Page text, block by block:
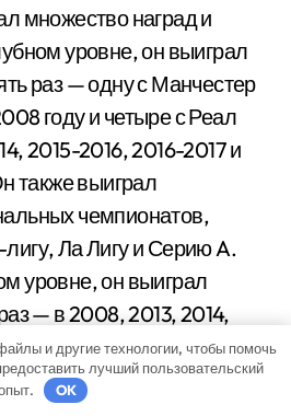
множество наград и
уровне, он выиграл
раз — одну с Манчестер
году и четыре с Реал
2015-2016, 2016-2017 и
также выиграл
чемпионатов,
Ла Лигу и Серию A.
уровне, он выиграл
— в 2008, 2013, 2014,
также имеет множество
в своем активе.
и другие технологии, чтобы помочь
лучший пользовательский
OK